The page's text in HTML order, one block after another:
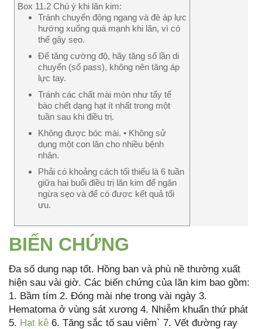
Box 11.2 Chú ý khi lăn kim:
Tránh chuyển động ngang và đè áp lực
hướng xuống quá mạnh khi lăn, vì có
thể gây sẹo.
Để tăng cường độ, hãy tăng số lần di
chuyển (số pass), không nên tăng áp
lực tay.
Tránh các chất mài mòn như tẩy tế
bào chết dạng hạt ít nhất trong một
tuần sau khi điều trị.
Không được bóc mài. • Không sử
dụng một con lăn cho nhiều bệnh
nhân.
Phải có khoảng cách tối thiểu là 6 tuần
giữa hai buổi điều trị lăn kim để ngăn
ngừa sẹo và để có được kết quả tối
ưu.
BIẾN CHỨNG
Đa số dung nạp tốt. Hồng ban và phù nề thường xuất
hiện sau vài giờ. Các biến chứng của lăn kim bao gồm:
1. Bầm tím 2. Đóng mài nhẹ trong vài ngày 3.
Hematoma ở vùng sát xương 4. Nhiễm khuẩn thứ phát
5. Hạt kê 6. Tăng sắc tố sau viêm` 7. Vết đường ray